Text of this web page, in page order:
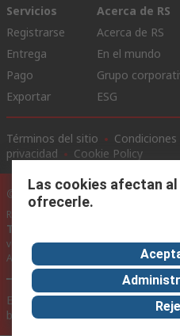
Servicios
Registrarse
Entrega
Pago
Exportar
Acerca de RS
Acerca de RS
En el mundo
Grupo
ESG
Términos del sitio
privacidad
Cookie Policy
©RS Group Ltd. 2020
RS Group Ltda.
Teléfonos
ventas@rschile.cl
Ayuda
Este sitio web ha sido
bajo licencia por RS Group Ltd
Las cookies afectan
ofrecerle.